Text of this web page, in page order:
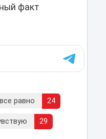
факт
равно 24
29